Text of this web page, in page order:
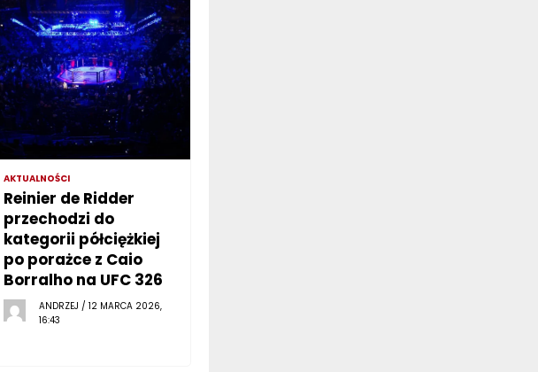
AKTUALNOŚCI
Reinier de Ridder
przechodzi do
kategorii półciężkiej
po porażce z Caio
Borralho na UFC 326
ANDRZEJ / 12 MARCA 2026,
16:43